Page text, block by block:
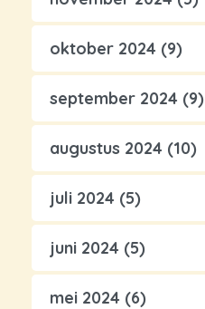
oktober 2024 (9)
september 2024 (9)
augustus 2024 (10)
juli 2024 (5)
juni 2024 (5)
mei 2024 (6)